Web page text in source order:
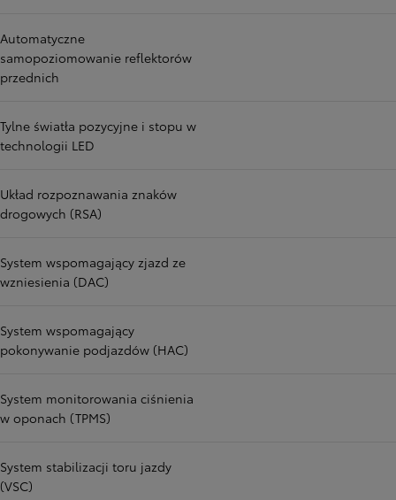
Automatyczne
samopoziomowanie reflektorów
przednich
Tylne światła pozycyjne i stopu w
technologii LED
Układ rozpoznawania znaków
drogowych (RSA)
System wspomagający zjazd ze
wzniesienia (DAC)
System wspomagający
pokonywanie podjazdów (HAC)
System monitorowania ciśnienia
w oponach (TPMS)
System stabilizacji toru jazdy
(VSC)